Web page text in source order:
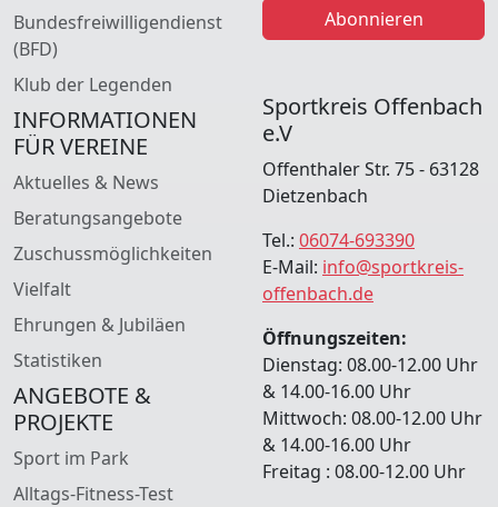
Bundesfreiwilligendienst
(BFD)
Klub der Legenden
INFORMATIONEN
FÜR VEREINE
Aktuelles & News
Beratungsangebote
Zuschussmöglichkeiten
Vielfalt
Ehrungen & Jubiläen
Statistiken
ANGEBOTE &
PROJEKTE
Sport im Park
Alltags-Fitness-Test
Abonnieren
Sportkreis Offenbach
e.V
Offenthaler Str. 75 - 63128
Dietzenbach
Tel.: 06074-693390
E-Mail: info@sportkreis-
offenbach.de
Öffnungszeiten:
Dienstag: 08.00-12.00 Uhr
& 14.00-16.00 Uhr
Mittwoch: 08.00-12.00 Uhr
& 14.00-16.00 Uhr
Freitag : 08.00-12.00 Uhr